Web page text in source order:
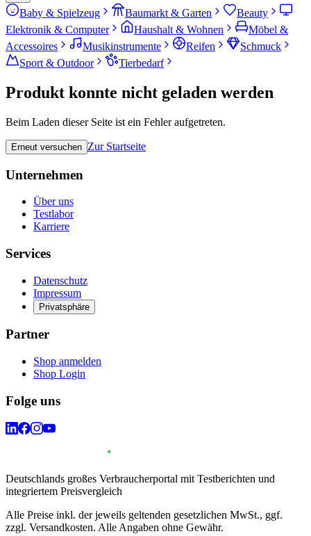
Baby & Spielzeug Baumarkt & Garten
Beauty
Elektronik & Computer
Haushalt & Wohnen
Möbel &
Accessoires
Musikinstrumente Reifen
Schmuck
Sport & Outdoor
Tierbedarf
Produkt konnte nicht geladen werden
Beim Laden dieser Seite ist ein Fehler aufgetreten.
Erneut versuchen Zur Startseite
Unternehmen
Über uns
Testlabor
Karriere
Services
Datenschutz
Impressum
Privatsphäre
Partner
Shop anmelden
Shop Login
Folge uns
Deutschlands großes Verbraucherportal mit Testberichten und
integriertem Preisvergleich
Alle Preise inkl. der jeweils geltenden gesetzlichen MwSt., ggf.
zzgl. Versandkosten. Alle Angaben ohne Gewähr.